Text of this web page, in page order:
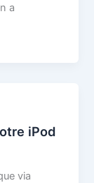
a
iPod
via